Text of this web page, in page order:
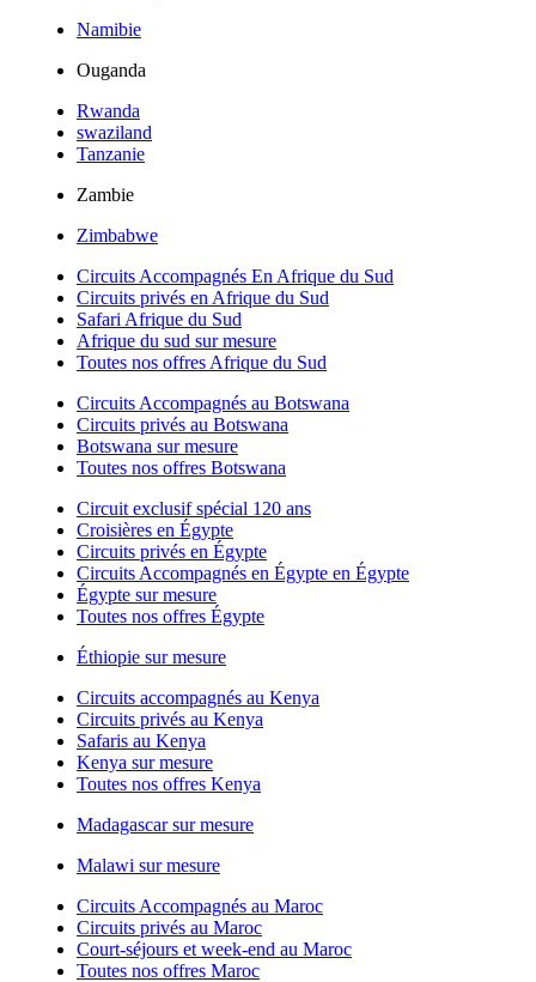
Namibie
Ouganda
Rwanda
swaziland
Tanzanie
Zambie
Zimbabwe
Circuits Accompagnés En Afrique du Sud
Circuits privés en Afrique du Sud
Safari Afrique du Sud
Afrique du sud sur mesure
Toutes nos offres Afrique du Sud
Circuits Accompagnés au Botswana
Circuits privés au Botswana
Botswana sur mesure
Toutes nos offres Botswana
Circuit exclusif spécial 120 ans
Croisières en Égypte
Circuits privés en Égypte
Circuits Accompagnés en Égypte en Égypte
Égypte sur mesure
Toutes nos offres Égypte
Éthiopie sur mesure
Circuits accompagnés au Kenya
Circuits privés au Kenya
Safaris au Kenya
Kenya sur mesure
Toutes nos offres Kenya
Madagascar sur mesure
Malawi sur mesure
Circuits Accompagnés au Maroc
Circuits privés au Maroc
Court-séjours et week-end au Maroc
Toutes nos offres Maroc